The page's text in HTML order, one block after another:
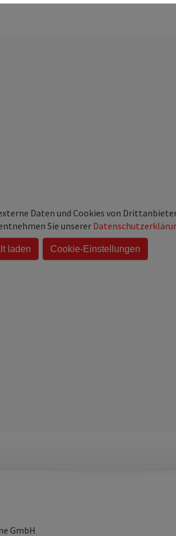
Daten und Cookies von
Sie unserer
laden Cookie-Einstellungen
GmbH